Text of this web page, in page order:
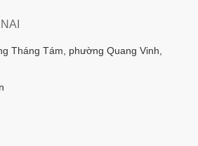
Tháng Tám, phường Quang Vinh,